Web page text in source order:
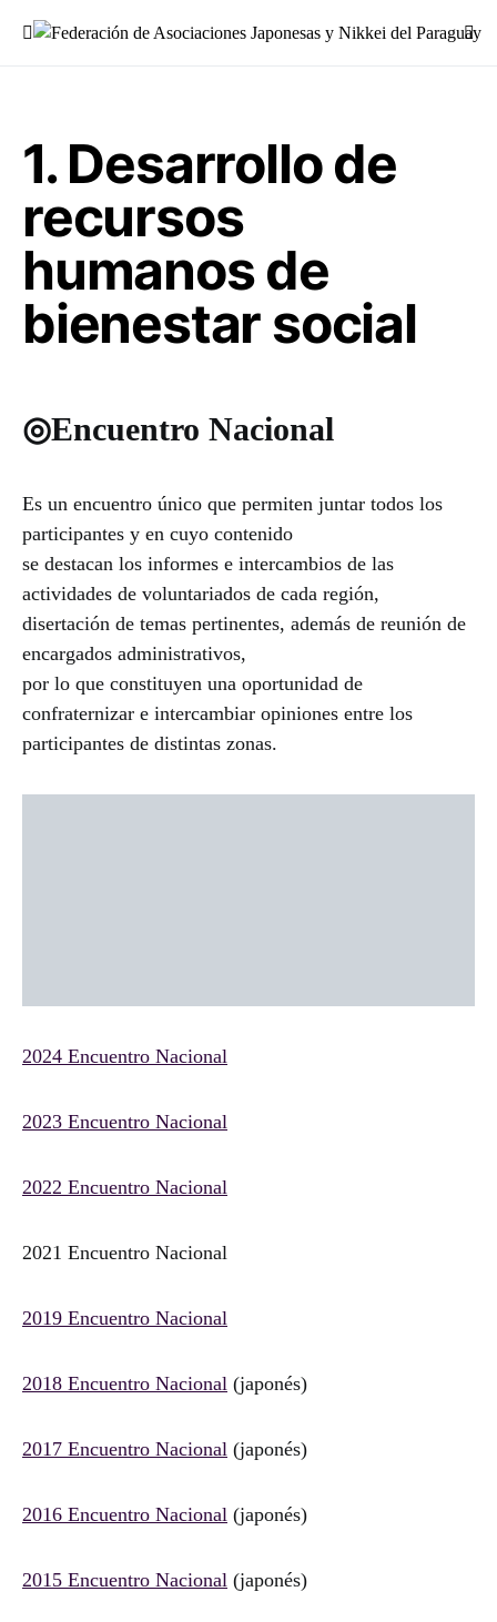
Buscar:
1. Desarrollo de
recursos
humanos de
bienestar social
◎Encuentro Nacional
Es un encuentro único que permiten juntar todos los
participantes y en cuyo contenido
se destacan los informes e intercambios de las
actividades de voluntariados de cada región,
disertación de temas pertinentes, además de reunión de
encargados administrativos,
por lo que constituyen una oportunidad de
confraternizar e intercambiar opiniones entre los
participantes de distintas zonas.
2024 Encuentro Nacional
2023 Encuentro Nacional
2022 Encuentro Nacional
2021 Encuentro Nacional
2019 Encuentro Nacional
2018 Encuentro Nacional (japonés)
2017 Encuentro Nacional (japonés)
2016 Encuentro Nacional (japonés)
2015 Encuentro Nacional (japonés)